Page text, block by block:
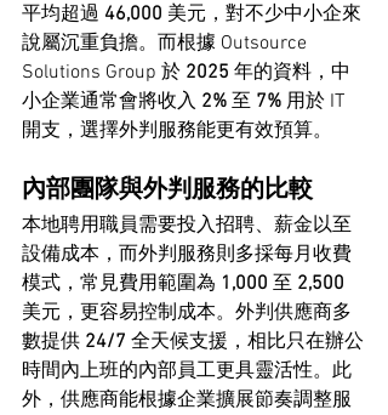
平均超過 46,000 美元，對不少中小企來
說屬沉重負擔。而根據 Outsource
Solutions Group 於 2025 年的資料，中
小企業通常會將收入 2% 至 7% 用於 IT
開支，選擇外判服務能更有效預算。
內部團隊與外判服務的比較
本地聘用職員需要投入招聘、薪金以至
設備成本，而外判服務則多採每月收費
模式，常見費用範圍為 1,000 至 2,500
美元，更容易控制成本。外判供應商多
數提供 24/7 全天候支援，相比只在辦公
時間內上班的內部員工更具靈活性。此
外，供應商能根據企業擴展節奏調整服